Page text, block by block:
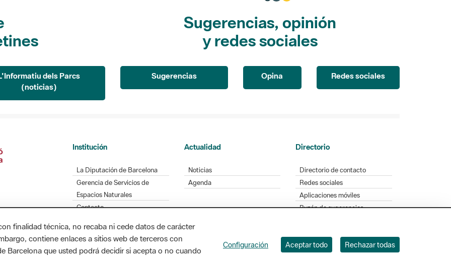
(noticias)
y redes sociales
Gerencia de Servicios de
Espacios Naturales
Contacto
Agenda
Redes sociales
Aplicaciones móviles
Buzón de sugerencias
Opinión sobre los parques
Diputación de Barcelona. Edifici Llacuna, 1a planta. Badajoz, 49. 08005 Barcelona. Tel. 934 022 428
/ xarxaparcs@diba.cat
finalidad técnica, no recaba ni cede datos de carácter
contiene enlaces a sitios web de terceros con
Barcelona que usted podrá decidir si acepta o no cuando
Configuración Aceptar todo Rechazar todas